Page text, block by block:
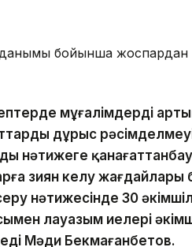
бойынша жоспардан
мұғалімдерді
дұрыс
нәтижеге
зиян келу жағдайлары
нәтижесінде 30
лауазым иелері
Мәди Бекмағанбетов.